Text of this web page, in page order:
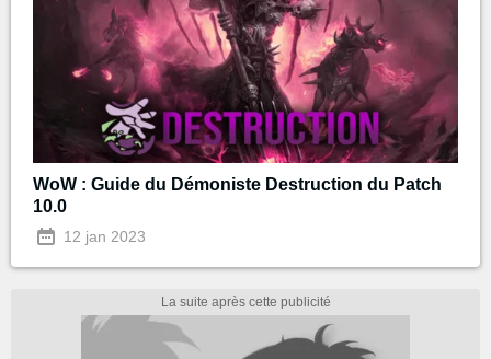
WoW : Guide du Démoniste Destruction du Patch
10.0
12 jan 2023